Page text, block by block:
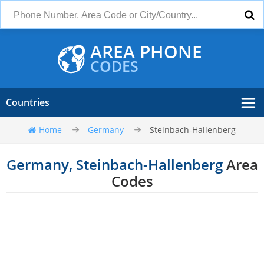
AREA PHONE
CODES
Countries
Home Germany Steinbach-Hallenberg
Germany, Steinbach-HallenbergArea
Codes